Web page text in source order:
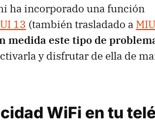
ha incorporado una función
13 (también trasladado a
medida este tipo de
y disfrutar de ella de
WiFi en tu